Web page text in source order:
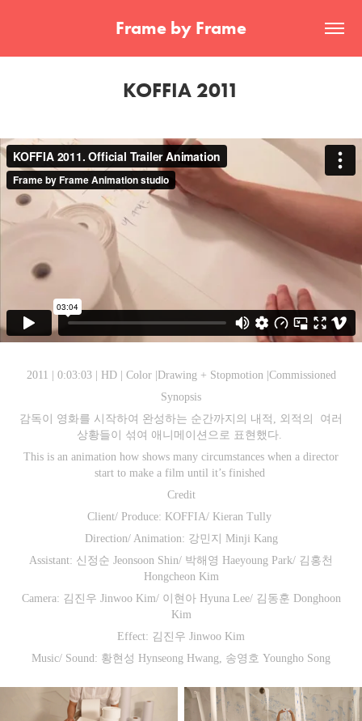
Frame by Frame
KOFFIA 2011
2011 | 0:03:03 | HD | Color |Drawing + Stopmotion |Commissioned
Synopsis
감독이 영화를 시작하여 완성하는 순간까지의 내적, 외적의 여러
상황들이 섞여 애니메이션으로 표현했다.
This is an animation how shows many circumstances when a director
start to make a film until it’s finished
Credit
Client/ Produce: KOFFIA/ Kieran Tully
Direction/ Animation: 강민지 Minji Kang
Assistant: 신정순 Jeonsoon Shin/ 박해영 Haeyoung Park/ 김홍천
Hongcheon Kim
Camera: 김진우 Jinwoo Kim/ 이현아 Hyuna Lee/ 김동훈 Donghoon
Kim
Effect: 김진우 Jinwoo Kim
Music/ Sound: 황현성 Hynseong Hwang, 송영호 Youngho Song